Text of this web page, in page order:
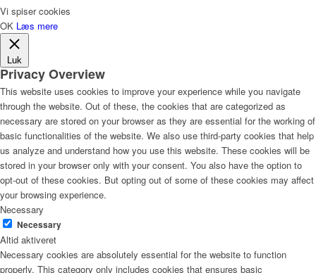
Vi spiser cookies
OK Læs mere
Luk
Privacy Overview
This website uses cookies to improve your experience while you navigate
through the website. Out of these, the cookies that are categorized as
necessary are stored on your browser as they are essential for the working of
basic functionalities of the website. We also use third-party cookies that help
us analyze and understand how you use this website. These cookies will be
stored in your browser only with your consent. You also have the option to
opt-out of these cookies. But opting out of some of these cookies may affect
your browsing experience.
Necessary
Necessary
Altid aktiveret
Necessary cookies are absolutely essential for the website to function
properly. This category only includes cookies that ensures basic